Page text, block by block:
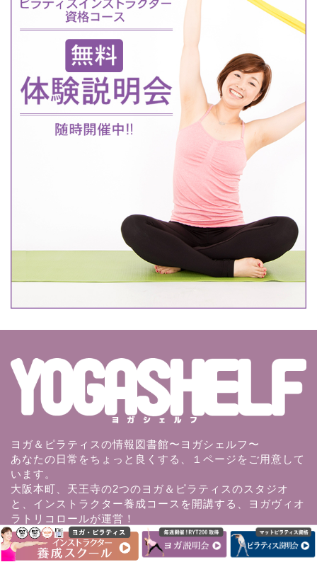
ヨガ＆ピラティスの情報図書館〜ヨガシェルフ〜
あなたの日常をちょっと良くする、１ページをご用意して
います。
大阪本町、天王寺の2つのヨガ＆ピラティスのスタジオ
と、インストラクター養成コースを開講する、ヨガヴィオ
ラトリコロールが運営！